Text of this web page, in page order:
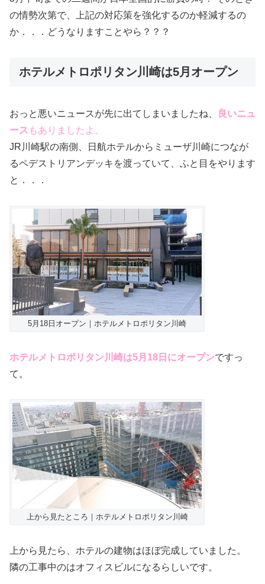
の情勢次第で、上記の対応策を強化するのか軽減するの
か．．．どうなりますことやら？？？
ホテルメトロポリタン川崎は5月オープン
おっと悪いニュースが先に出てしまいましたね、
良いニュ
ース もありましたよ。
JR川崎駅の南側、日航ホテルからミューザ川崎につなが
るペデストリアンデッキを渡っていて、ふと目をやります
と．．．
5月18日オープン｜ホテルメトロポリタン川崎
ホテルメトロポリタン川崎は5月18日にオープンですっ
て。
上から見たところ｜ホテルメトロポリタン川崎
上から見たら、ホテルの建物はほぼ完成していました。
隣の工事中のはオフィスビルになるらしいです。